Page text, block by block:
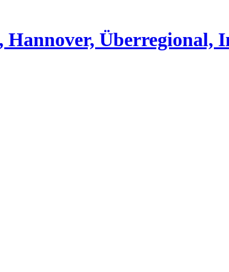
Überregional,